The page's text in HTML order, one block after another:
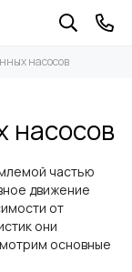
насосов
насосов
частью
движение
от
они
основные